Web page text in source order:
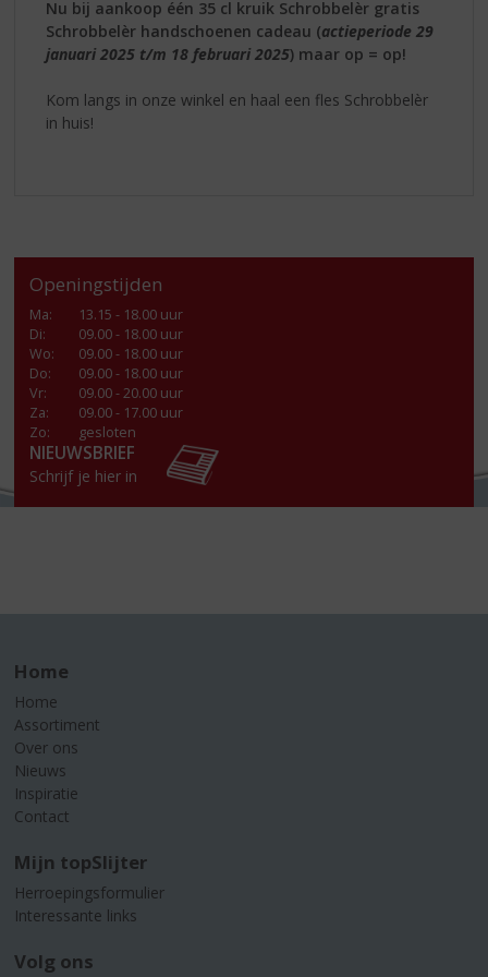
Nu bij aankoop één 35 cl kruik Schrobbelèr gratis
Schrobbelèr handschoenen cadeau (actieperiode 29
januari 2025 t/m 18 februari 2025) maar op = op!
Kom langs in onze winkel en haal een fles Schrobbelèr
in huis!
Openingstijden
Ma:
13.15 - 18.00 uur
Di:
09.00 - 18.00 uur
Wo:
09.00 - 18.00 uur
Do:
09.00 - 18.00 uur
Vr:
09.00 - 20.00 uur
Za:
09.00 - 17.00 uur
Zo:
gesloten
NIEUWSBRIEF
Schrijf je hier in
Home
Home
Assortiment
Over ons
Nieuws
Inspiratie
Contact
Mijn topSlijter
Herroepingsformulier
Interessante links
Volg ons